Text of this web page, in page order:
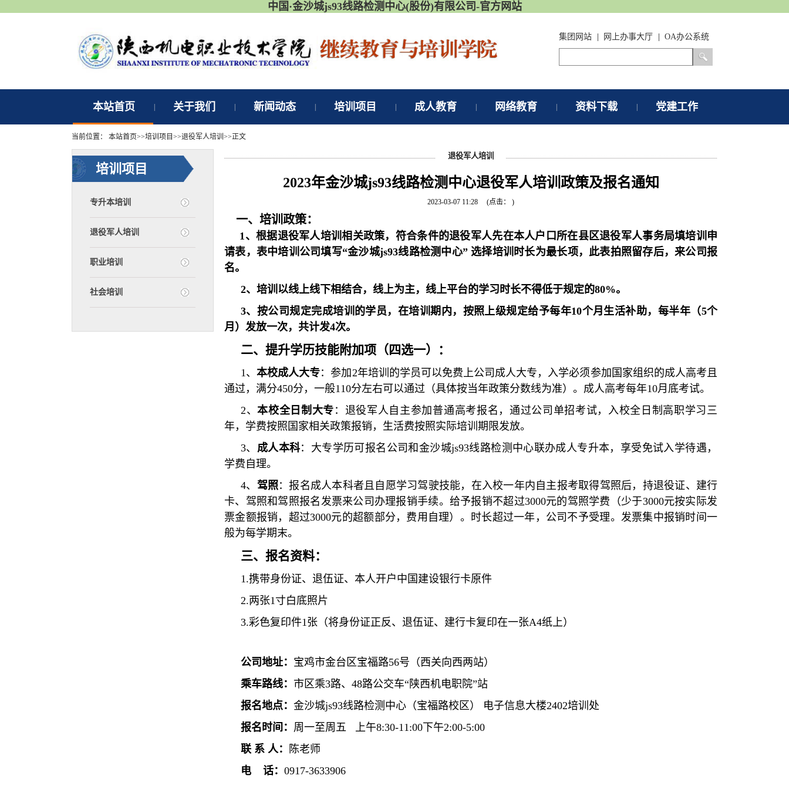
中国·金沙城js93线路检测中心(股份)有限公司-官方网站
集团网站 网上办事大厅 OA办公系统
本站首页 关于我们 新闻动态 培训项目 成人教育 网络教育 资料下载 党建工作
当前位置： 本站首页>>培训项目 >>退役军人培训 >>正文
培训项目
专升本培训
退役军人培训
职业培训
社会培训
退役军人培训
2023年金沙城js93线路检测中心退役军人培训政策及报名通知
2023-03-07 11:28 (点击： )
一、培训政策：
1、根据退役军人培训相关政策，符合条件的退役军人先在本人户口所在县区退役军人事务局填培训申
请表，表中培训公司填写“金沙城js93线路检测中心” 选择培训时长为最长项，此表拍照留存后，来公司报
名。
2、培训以线上线下相结合，线上为主，线上平台的学习时长不得低于规定的80%。
3、按公司规定完成培训的学员，在培训期内，按照上级规定给予每年10个月生活补助，每半年（5个
月）发放一次，共计发4次。
二、提升学历技能附加项（四选一）：
1、本校成人大专：参加2年培训的学员可以免费上公司成人大专，入学必须参加国家组织的成人高考且
通过，满分450分，一般110分左右可以通过（具体按当年政策分数线为准）。成人高考每年10月底考试。
2、本校全日制大专 ：退役军人自主参加普通高考报名，通过公司单招考试，入校全日制高职学习三
年，学费按照国家相关政策报销，生活费按照实际培训期限发放。
3、 成人本科：大专学历可报名公司和金沙城js93线路检测中心联办成人专升本，享受免试入学待遇，
学费自理。
4、 驾照：报名成人本科者且自愿学习驾驶技能，在入校一年内自主报考取得驾照后，持退役证、建行
卡、驾照和驾照报名发票来公司办理报销手续。给予报销不超过3000元的驾照学费（少于3000元按实际发
票金额报销，超过3000元的超额部分，费用自理）。时长超过一年，公司不予受理。发票集中报销时间一
般为每学期末。
三、报名资料：
1.携带身份证、退伍证、本人开户中国建设银行卡原件
2.两张1寸白底照片
3.彩色复印件1张（将身份证正反、退伍证、建行卡复印在一张A4纸上）
公司地址： 宝鸡市金台区宝福路56号（西关向西两站）
乘车路线： 市区乘3路、48路公交车“陕西机电职院”站
报名地点： 金沙城js93线路检测中心（宝福路校区） 电子信息大楼2402培训处
报名时间： 周一至周五 上午8:30-11:00下午2:00-5:00
联 系 人：
陈老师
电
话： 0917-3633906